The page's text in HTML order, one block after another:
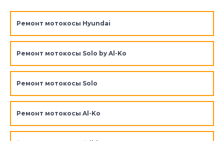
Ремонт мотокосы Hyundai
Ремонт мотокосы Solo by Al-Ko
Ремонт мотокосы Solo
Ремонт мотокосы Al-Ko